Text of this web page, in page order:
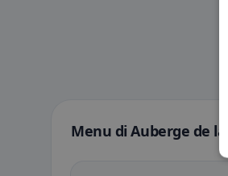
Menu di Auberge de la